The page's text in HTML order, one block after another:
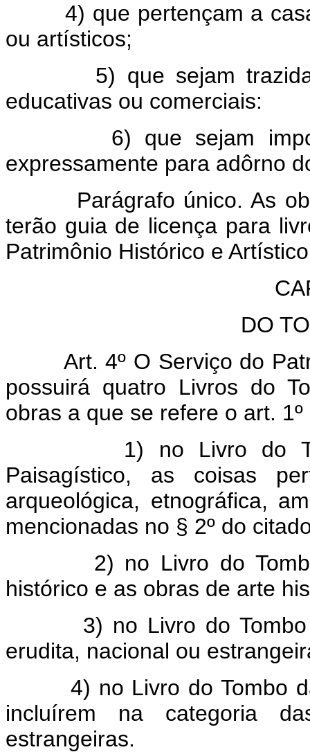
4) que pertençam a
ou artísticos;
5) que sejam
educativas ou comerciais:
6) que sejam
expressamente para adôrno
Parágrafo único. As
terão guia de licença para
Patrimônio Histórico e
DO
Art. 4º O Serviço do
possuirá quatro Livros do
obras a que se refere o art.
1) no Livro do
Paisagístico, as coisas
arqueológica, etnográfica,
mencionadas no § 2º do
2) no Livro do
histórico e as obras de arte
3) no Livro do
erudita, nacional ou
4) no Livro do Tombo
incluírem na categoria
estrangeiras.